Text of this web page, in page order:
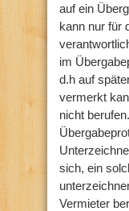
auf ein
kann nur für
im
d.h auf
vermerkt
nicht
sich, ein
Vermieter